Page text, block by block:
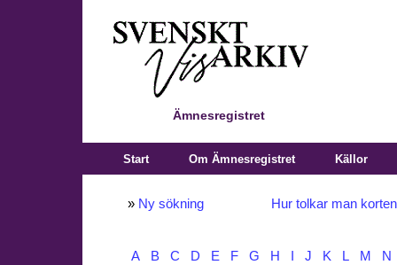
Ämnesregistret
Start Om Ämnesregistret Källor
» Ny sökning Hur tolkar man
A B C D E F G H J K L M N